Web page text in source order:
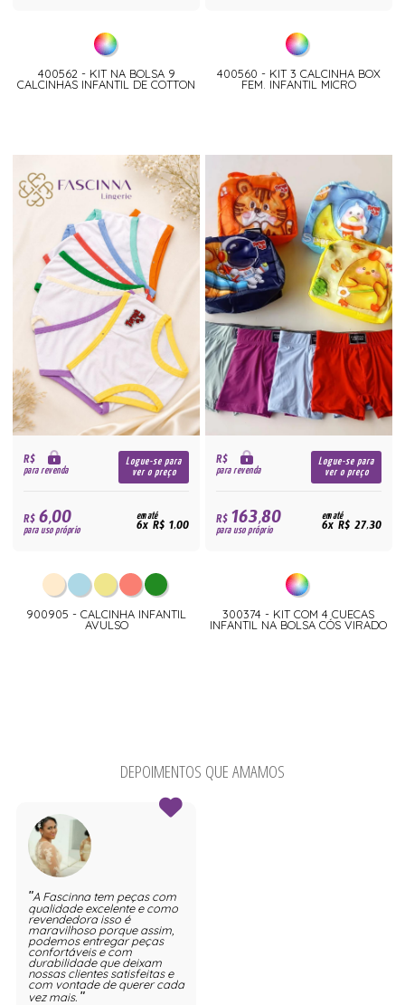
400562 - KIT NA BOLSA 9
CALCINHAS INFANTIL DE COTTON
400560 - KIT 3 CALCINHA BOX
FEM. INFANTIL MICRO
R$
para revenda
Logue-se para
ver o preço
R$6,00
para uso próprio
em até
6x R$ 1,00
900905 - CALCINHA INFANTIL
AVULSO
R$
para revenda
Logue-se para
ver o preço
R$163,80
para uso próprio
em até
6x R$ 27,30
300374 - KIT COM 4 CUECAS
INFANTIL NA BOLSA CÓS VIRADO
DEPOIMENTOS QUE AMAMOS
A Fascinna tem peças com
qualidade excelente e como
revendedora isso é
maravilhoso porque assim,
podemos entregar peças
confortáveis e com
durabilidade que deixam
nossas clientes satisfeitas e
com vontade de querer cada
vez mais.